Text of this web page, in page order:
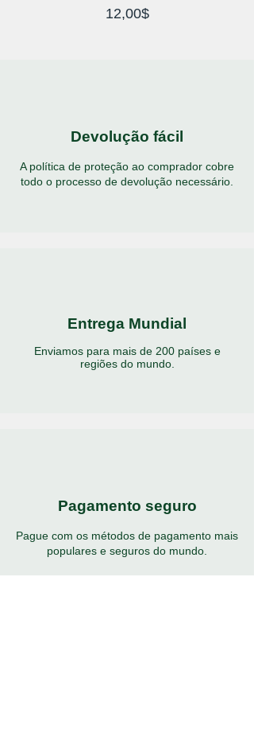
Price
12,00$
Devolução fácil
A política de proteção ao comprador cobre
todo o processo de devolução necessário.
Entrega Mundial
Enviamos para mais de 200 países e
regiões do mundo.
Pagamento seguro
Pague com os métodos de pagamento mais
populares e seguros do mundo.